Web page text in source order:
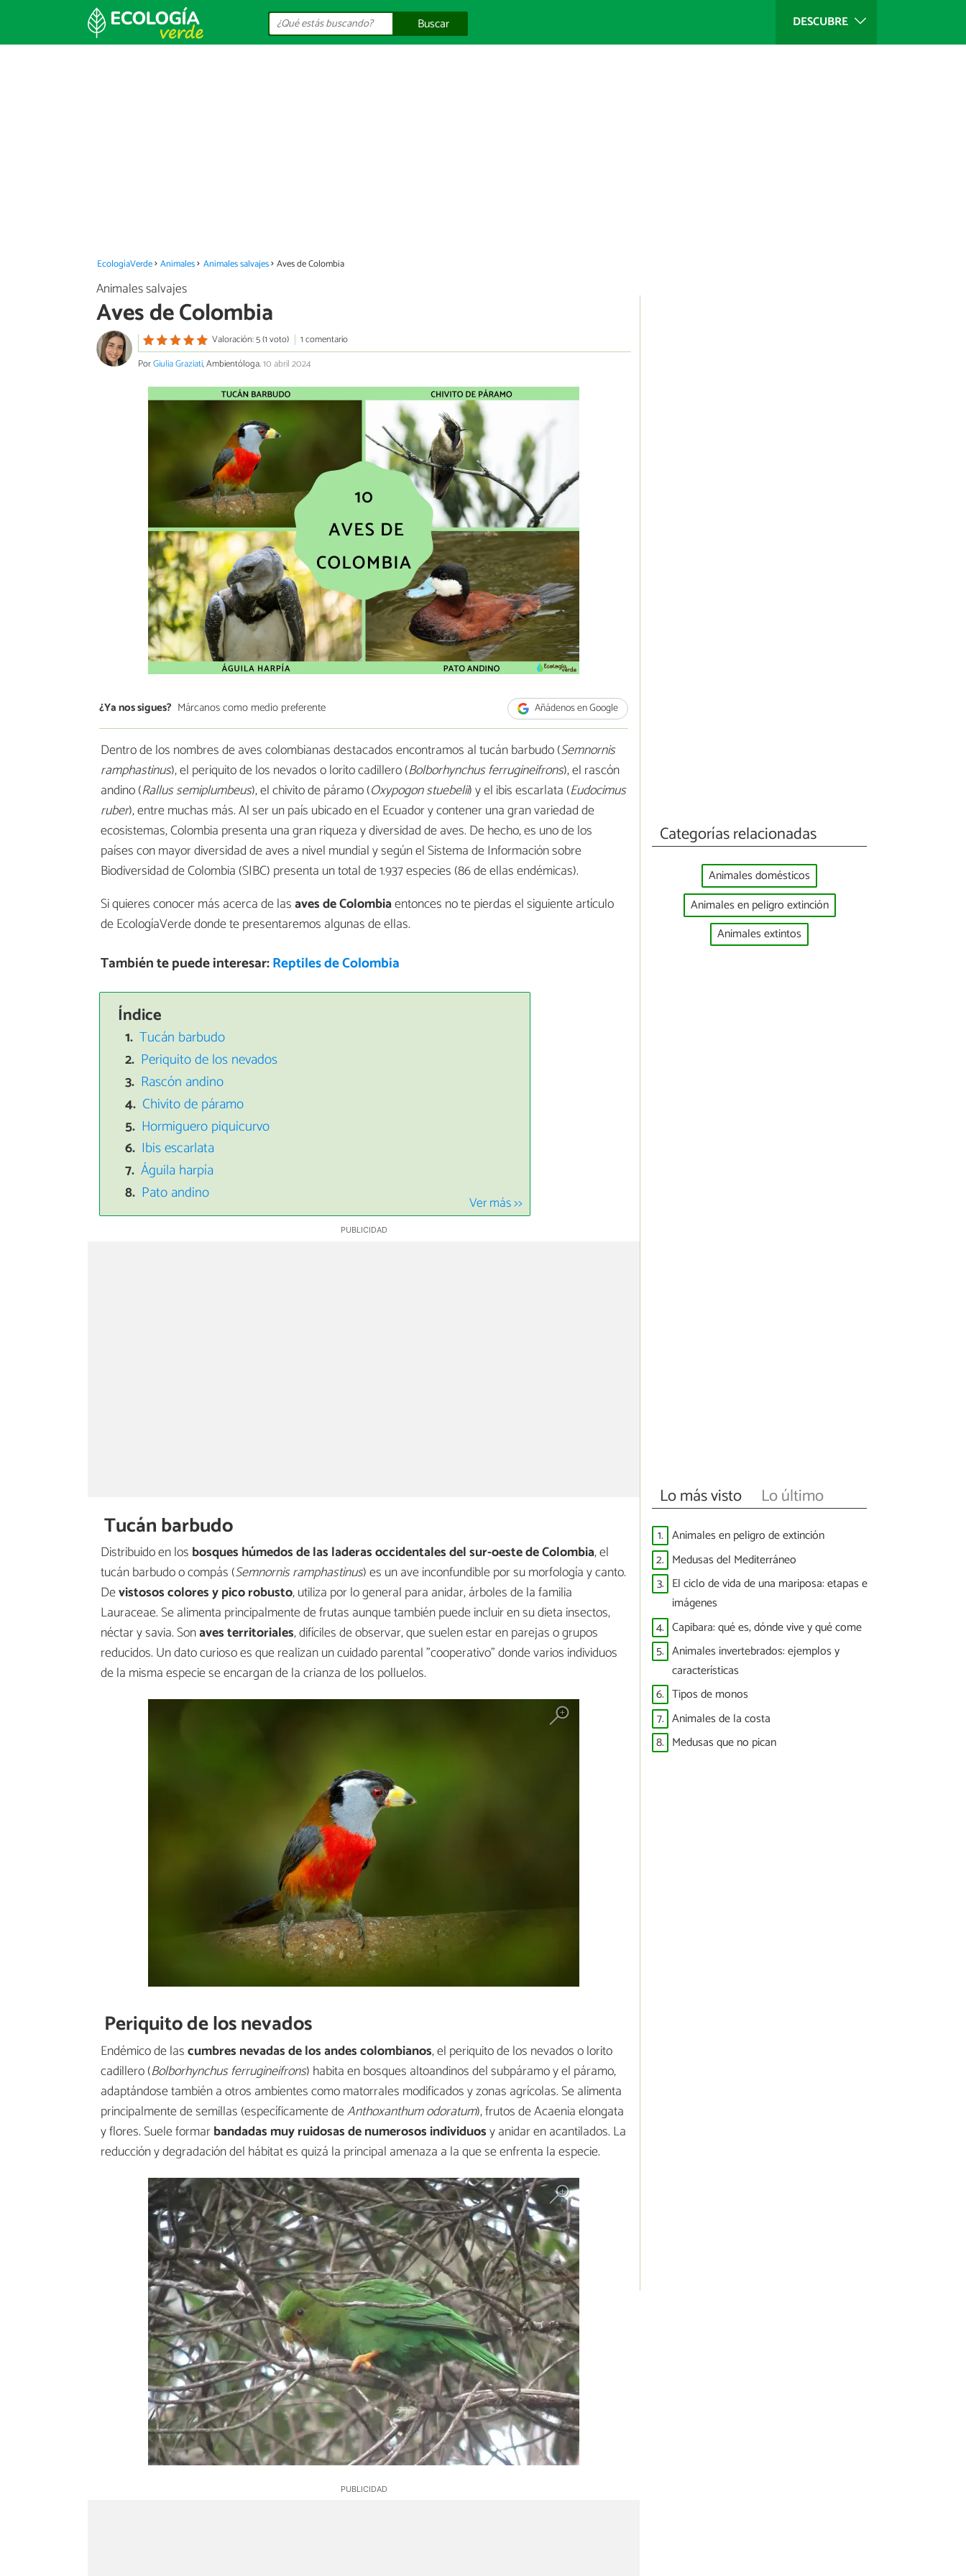
DESCUBRE
Buscar
EcologíaVerde Animales Animales salvajes Aves de Colombia
Animales salvajes
Aves de Colombia
Valoración: 5 (1 voto)
1 comentario
PorGiulia Graziati, Ambientóloga.10 abril 2024
¿Ya nos sigues? Márcanos como medio preferente Añádenos en Google
Dentro de los nombres de aves colombianas destacados encontramos al tucán barbudo (Semnornis
ramphastinus), el periquito de los nevados o lorito cadillero (Bolborhynchus ferrugineifrons), el rascón
andino (Rallus semiplumbeus), el chivito de páramo (Oxypogon stuebelii) y el ibis escarlata (Eudocimus
ruber), entre muchas más. Al ser un país ubicado en el Ecuador y contener una gran variedad de
ecosistemas, Colombia presenta una gran riqueza y diversidad de aves. De hecho, es uno de los
países con mayor diversidad de aves a nivel mundial y según el Sistema de Información sobre
Biodiversidad de Colombia (SIBC) presenta un total de 1.937 especies (86 de ellas endémicas).
Si quieres conocer más acerca de lasaves de Colombiaentonces no te pierdas el siguiente artículo
de EcologíaVerde donde te presentaremos algunas de ellas.
También te puede interesar:Reptiles de Colombia
Índice
Tucán barbudo
Periquito de los nevados
Rascón andino
Chivito de páramo
Hormiguero piquicurvo
Ibis escarlata
Águila harpía
Pato andino
Ver más >>
Tucán barbudo
Distribuido en los bosques húmedos de las laderas occidentales del sur-oeste de Colombia, el
tucán barbudo o compás (Semnornis ramphastinus) es un ave inconfundible por su morfología y canto.
Devistosos colores y pico robusto, utiliza por lo general para anidar, árboles de la familia
Lauraceae. Se alimenta principalmente de frutas aunque también puede incluir en su dieta insectos,
néctar y savia. Sonaves territoriales, difíciles de observar, que suelen estar en parejas o grupos
reducidos. Un dato curioso es que realizan un cuidado parental "cooperativo" donde varios individuos
de la misma especie se encargan de la crianza de los polluelos.
Periquito de los nevados
Endémico de lascumbres nevadas de los andes colombianos, el periquito de los nevados o lorito
cadillero (Bolborhynchus ferrugineifrons) habita en bosques altoandinos del subpáramo y el páramo,
adaptándose también a otros ambientes como matorrales modificados y zonas agrícolas. Se alimenta
principalmente de semillas (específicamente deAnthoxanthum odoratum), frutos de Acaenia elongata
y flores. Suele formarbandadas muy ruidosas de numerosos individuosy anidar en acantilados. La
reducción y degradación del hábitat es quizá la principal amenaza a la que se enfrenta la especie.
Categorías relacionadas
Animales domésticos
Animales en peligro extinción
Animales extintos
Lo más visto Lo último
1. Animales en peligro de extinción
2. Medusas del Mediterráneo
3. El ciclo de vida de una mariposa: etapas e
imágenes
4. Capibara: qué es, dónde vive y qué come
5. Animales invertebrados: ejemplos y
características
6. Tipos de monos
7. Animales de la costa
8. Medusas que no pican